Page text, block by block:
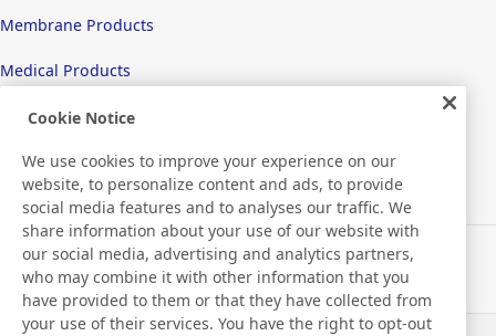
Membrane Products
Medical Products
Hygiene
New Products/Technologies
Flex Sensing
Electric Debonding Tape
Cookie Notice
We use cookies to improve your experience on our
website, to personalize content and ads, to provide
social media features and to analyses our traffic. We
share information about your use of our website with
our social media, advertising and analytics partners,
who may combine it with other information that you
have provided to them or that they have collected from
your use of their services. You have the right to opt-out